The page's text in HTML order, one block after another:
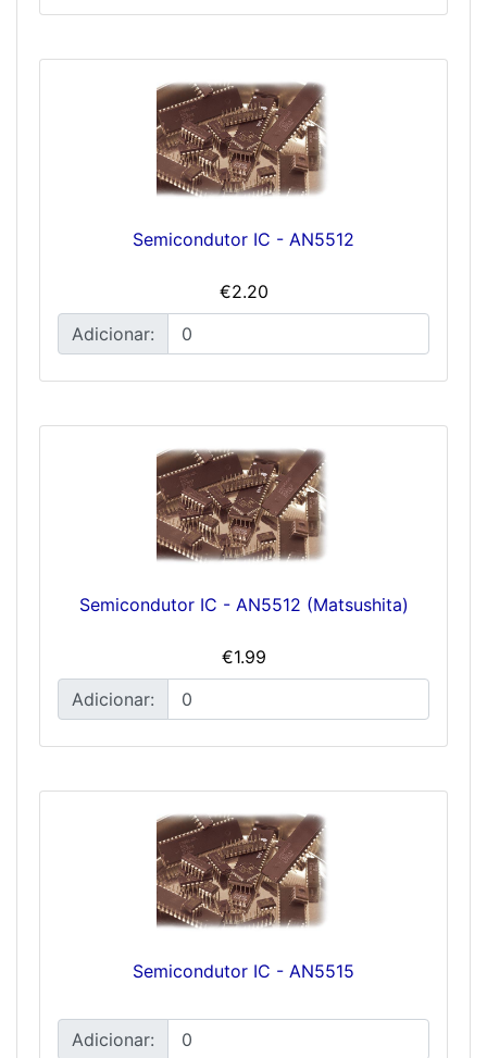
Semicondutor IC - AN5512
€2.20
Adicionar:
Semicondutor IC - AN5512 (Matsushita)
€1.99
Adicionar:
Semicondutor IC - AN5515
Adicionar: